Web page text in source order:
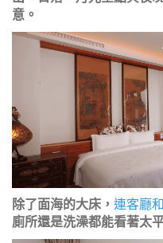
意。
除了面海的大床， 連客廳
廁所還是洗澡都能看著太